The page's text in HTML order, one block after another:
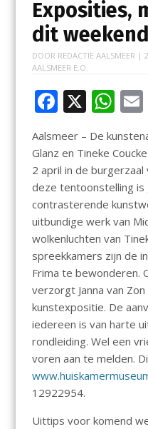
Exposities,
dit weekend
DOOR REDACTIE AALSMEER |
AALSMEER E.O.
F
e
b
o
o
k
X W
at
s
A
p
p
E
l
Aalsmeer – De
Glanz en Tineke
2 april in de
deze tentoonstelling
contrasterende
uitbundige werk van
wolkenluchten van
spreekkamers zijn de
Frima te bewonderen.
verzorgt Janna van
kunstexpositie. De
iedereen is van harte
rondleiding. Wel een
voren aan te melden.
12922954.
Uittips voor komend